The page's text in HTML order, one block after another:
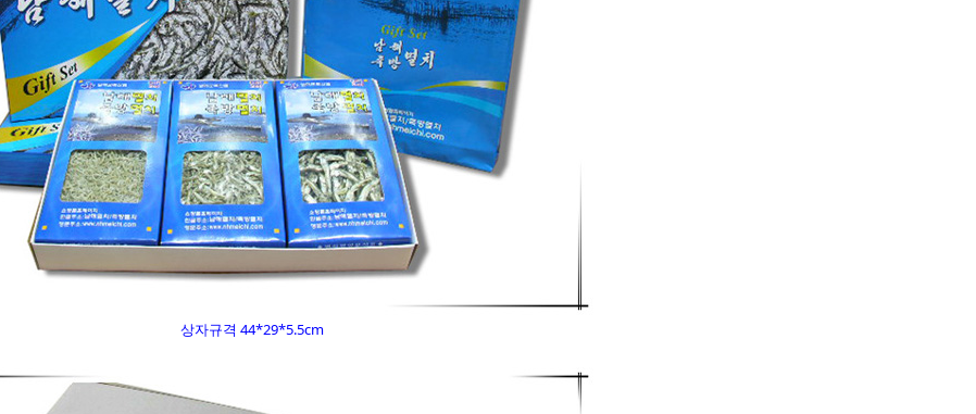
상자규격 44*29*5.5cm